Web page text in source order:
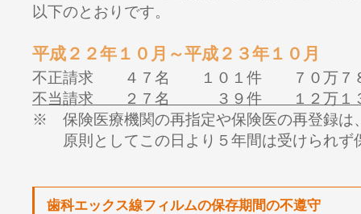
以下のとおりです。
平成２２年１０月～平成２３年１０月
不正請求 ４７名 １０１件 ７０万７
不当請求 ２７名 ３９件 １２万１３
※ 保険医療機関の再指定や保険医の再登録は
原則としてこの日より５年間は受けられず
歯科エックス線フィルムの保存期間の不遵守